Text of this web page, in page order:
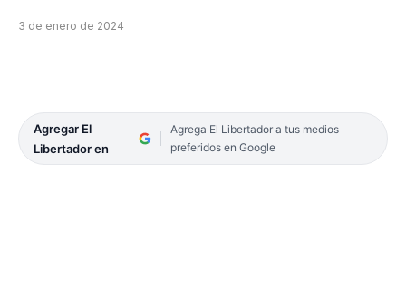
3 de enero de 2024
Agregar El
Libertador en
Agrega El Libertador a tus medios
preferidos en Google